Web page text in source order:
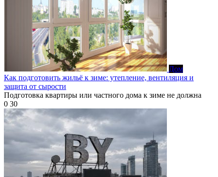
Дом
Как подготовить жильё к зиме: утепление, вентиляция и
защита от сырости
Подготовка квартиры или частного дома к зиме не должна
0 30